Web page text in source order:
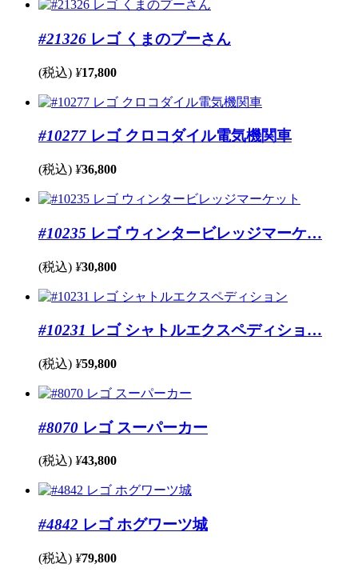
#21326 レゴ くまのプーさん
(税込) ¥17,800
#10277 レゴ クロコダイル電気機関車
(税込) ¥36,800
#10235 レゴ ウィンタービレッジマーケ…
(税込) ¥30,800
#10231 レゴ シャトルエクスペディショ…
(税込) ¥59,800
#8070 レゴ スーパーカー
(税込) ¥43,800
#4842 レゴ ホグワーツ城
(税込) ¥79,800